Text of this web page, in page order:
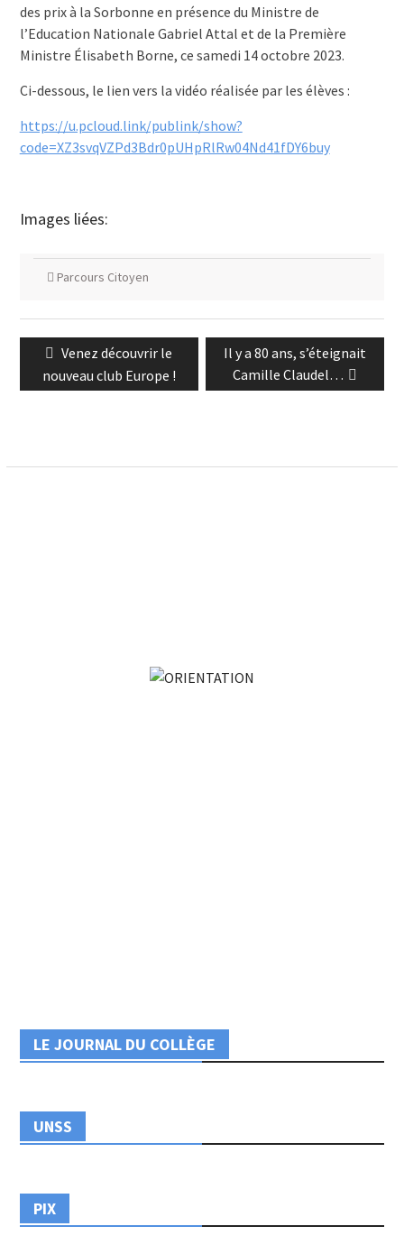
des prix à la Sorbonne en présence du Ministre de
l’Education Nationale Gabriel Attal et de la Première
Ministre Élisabeth Borne, ce samedi 14 octobre 2023.
Ci-dessous, le lien vers la vidéo réalisée par les élèves :
https://u.pcloud.link/publink/show?
code=XZ3svqVZPd3Bdr0pUHpRlRw04Nd41fDY6buy
Images liées:
Parcours Citoyen
Navigation
l’article
Previous
post:
Venez découvrir le
nouveau club Europe !
Next
post:
Il y a 80 ans, s’éteignait
Camille Claudel…
LE JOURNAL DU COLLÈGE
UNSS
PIX